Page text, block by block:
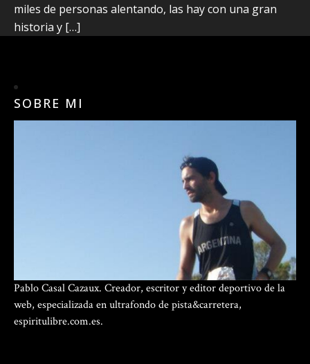
miles de personas alentando, las hay con una gran
historia y […]
SOBRE MI
Pablo Casal Cazaux. Creador, escritor y editor deportivo de la
web, especializada en ultrafondo de pista&carretera,
espiritulibre.com.es.